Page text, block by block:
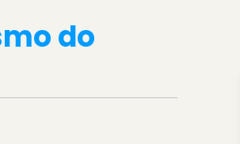
do